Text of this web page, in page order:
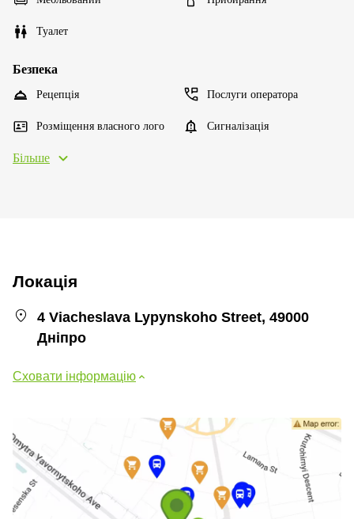
Туалет
Безпека
Рецепція Послуги оператора
Розміщення власного лого Сигналізація
Більше
Локація
4 Viacheslava Lypynskoho Street, 49000
Дніпро
Сховати інформацію